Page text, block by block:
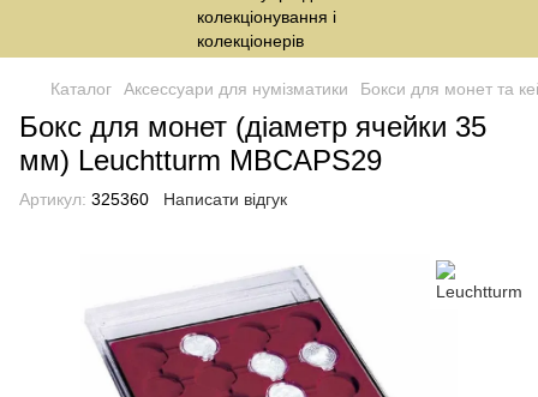
Каталог Аксессуари для нумізматики Бокси для монет та
Бокс для монет (діаметр ячейки 35
мм) Leuchtturm MBCAPS29
Артикул: 325360 Написати відгук